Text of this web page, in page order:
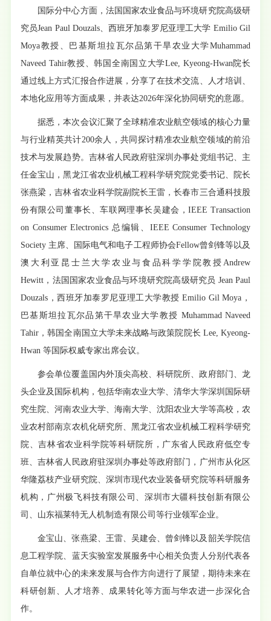
国际分中心方面，法国国家农业食品与环境研究院高级研
究员Jean Paul Douzals、西班牙加泰罗尼亚理工大学 Emilio Gil
Moya教授、巴基斯坦拉瓦尔品第干旱农业大学Muhammad
Naveed Tahir教授、韩国全南国立大学Lee, Kyeong-Hwan院长
通过线上方式汇报合作进展，分享了在技术交流、人才培训、
本地化应用等方面成果，并表达2026年深化协同研究的意愿。
据悉，本次会议汇聚了全球精准农业航空领域的核心力量
与行业精英共计200余人，共同探讨精准农业航空领域的前沿
技术与发展趋势。吉林省人民政府驻深圳办事处党组书记、主
任金宝山，黑龙江省农业机械工程科学研究院党委书记、院长
张燕梁，吉林省农业科学院副院长王雷，长春市三合通科技股
份有限公司董事长、车联网理事长吴建会，IEEE Transaction
on Consumer Electronics 总编辑、IEEE Consumer Technology
Society 主席、国际电气和电子工程师协会Fellow曾剑锋等以及
澳大利亚昆士兰大学农业与食品科学学院教授Andrew
Hewitt，法国国家农业食品与环境研究院高级研究员 Jean Paul
Douzals，西班牙加泰罗尼亚理工大学教授 Emilio Gil Moya，
巴基斯坦拉瓦尔品第干旱农业大学教授 Muhammad Naveed
Tahir，韩国全南国立大学未来战略与政策院院长 Lee, Kyeong-
Hwan 等国际权威专家出席会议。
参会单位覆盖国内外顶尖高校、科研院所、政府部门、龙
头企业及国际机构，包括华南农业大学、清华大学深圳国际研
究生院、河南农业大学、海南大学、沈阳农业大学等高校，农
业农村部南京农机化研究所、黑龙江省农业机械工程科学研究
院、吉林省农业科学院等科研院所，广东省人民政府低空专
班、吉林省人民政府驻深圳办事处等政府部门，广州市从化区
华隆荔枝产业研究院、深圳市现代农业装备研究院等科研服务
机构，广州极飞科技有限公司、深圳市大疆科技创新有限公
司、山东福莱特无人机制造有限公司等行业领军企业。
金宝山、张燕梁、王雷、吴建会、曾剑锋以及韶关学院信
息工程学院、蓝天实验室发展服务中心相关负责人分别代表各
自单位就中心的未来发展与合作方向进行了展望，期待未来在
科研创新、人才培养、成果转化等方面与华农进一步深化合
作。